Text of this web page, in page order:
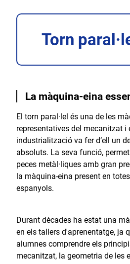
Torn
La màquina-eina
El torn paral·lel és una de les
representatives del mecanitzat i
industrialització va fer d’ell un
absoluts. La seva funció,
peces metàl·liques amb gran
la màquina-eina present en
espanyols.
Durant dècades ha estat una
en els tallers d'aprenentatge, ja
alumnes comprendre els
mecanitzat, la geometria de les